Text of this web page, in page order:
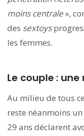
moins centrale»,
des sextoys
les femmes.
Le couple :
Au milieu de tous
reste néanmoins un
29 ans déclarent